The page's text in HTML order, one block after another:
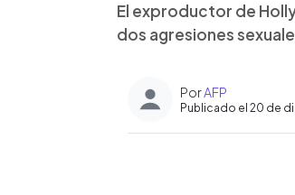
El exproductor de
dos agresiones
PorAFP
Publicado el 20 de